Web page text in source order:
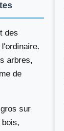
des
arbres,
de
sur